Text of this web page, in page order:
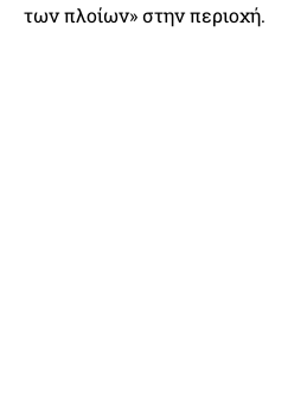
των πλοίων» στην περιοχή.